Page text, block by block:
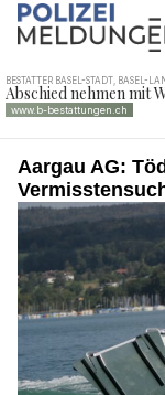
Aargau AG: